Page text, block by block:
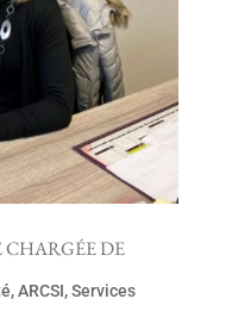
DE
,ARCSI,Services